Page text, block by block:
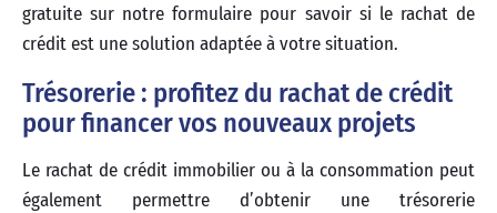
gratuite sur notre formulaire pour savoir si le rachat de
crédit est une solution adaptée à votre situation.
Trésorerie : profitez du rachat de crédit
pour financer vos nouveaux projets
Le rachat de crédit immobilier ou à la consommation peut
également permettre d’obtenir une trésorerie